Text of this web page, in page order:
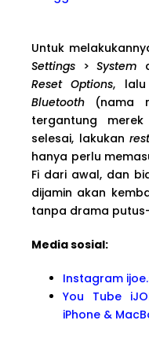
Untuk
Settings >System
Reset Options,
Bluetooth (nama
tergantung
selesai, lakukan
hanya perlu
Fi dari awal, dan
dijamin akan
tanpa drama
Media sosial:
Instagram
You Tube
iPhone &